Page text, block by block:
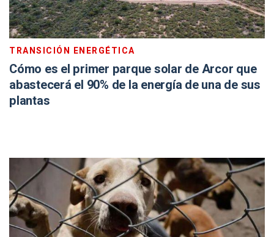
TRANSICIÓN ENERGÉTICA
Cómo es el primer parque solar de Arcor que
abastecerá el 90% de la energía de una de sus
plantas